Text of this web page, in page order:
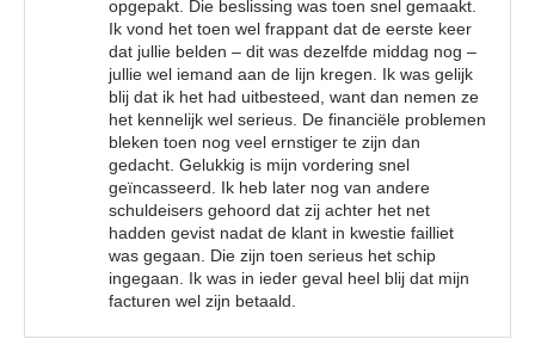
opgepakt. Die beslissing was toen snel gemaakt.
Ik vond het toen wel frappant dat de eerste keer
dat jullie belden – dit was dezelfde middag nog –
jullie wel iemand aan de lijn kregen. Ik was gelijk
blij dat ik het had uitbesteed, want dan nemen ze
het kennelijk wel serieus. De financiële problemen
bleken toen nog veel ernstiger te zijn dan
gedacht. Gelukkig is mijn vordering snel
geïncasseerd. Ik heb later nog van andere
schuldeisers gehoord dat zij achter het net
hadden gevist nadat de klant in kwestie failliet
was gegaan. Die zijn toen serieus het schip
ingegaan. Ik was in ieder geval heel blij dat mijn
facturen wel zijn betaald.